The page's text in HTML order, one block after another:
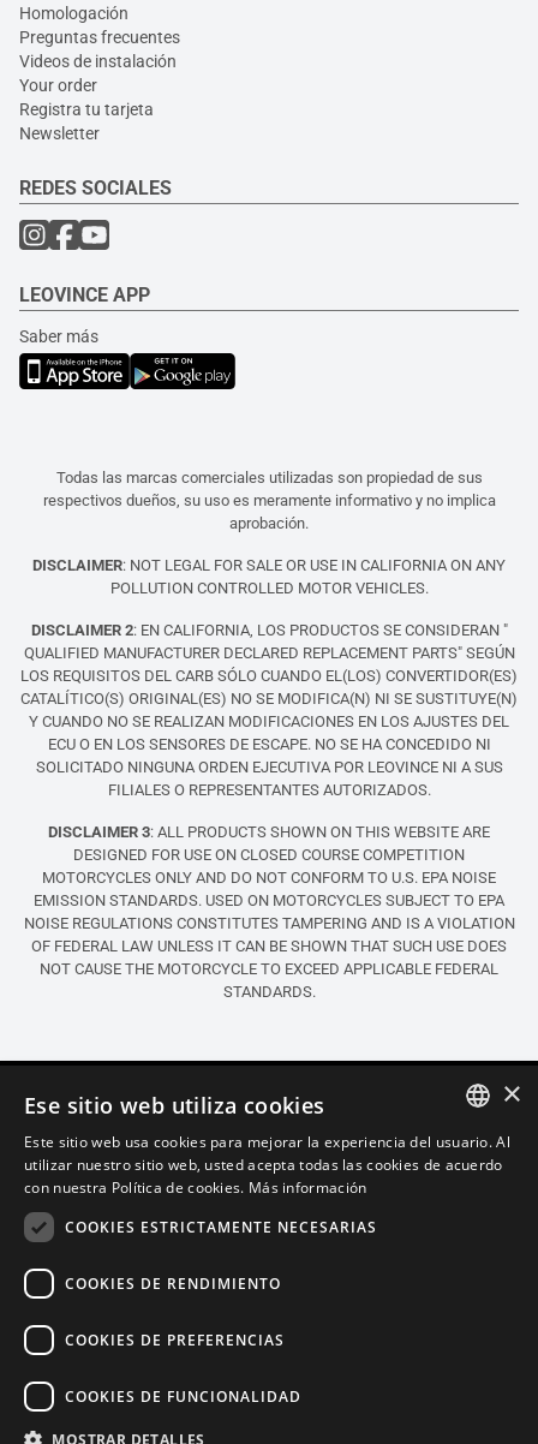
Homologación
Preguntas frecuentes
Videos de instalación
Your order
Registra tu tarjeta
Newsletter
REDES SOCIALES
LEOVINCE APP
Saber más
Todas las marcas comerciales utilizadas son propiedad de sus
respectivos dueños, su uso es meramente informativo y no implica
aprobación.
DISCLAIMER: NOT LEGAL FOR SALE OR USE IN CALIFORNIA ON ANY
POLLUTION CONTROLLED MOTOR VEHICLES.
DISCLAIMER 2: EN CALIFORNIA, LOS PRODUCTOS SE CONSIDERAN "
QUALIFIED MANUFACTURER DECLARED REPLACEMENT PARTS" SEGÚN
LOS REQUISITOS DEL CARB SÓLO CUANDO EL(LOS) CONVERTIDOR(ES)
CATALÍTICO(S) ORIGINAL(ES) NO SE MODIFICA(N) NI SE SUSTITUYE(N)
Y CUANDO NO SE REALIZAN MODIFICACIONES EN LOS AJUSTES DEL
ECU O EN LOS SENSORES DE ESCAPE. NO SE HA CONCEDIDO NI
SOLICITADO NINGUNA ORDEN EJECUTIVA POR LEOVINCE NI A SUS
FILIALES O REPRESENTANTES AUTORIZADOS.
DISCLAIMER 3: ALL PRODUCTS SHOWN ON THIS WEBSITE ARE
DESIGNED FOR USE ON CLOSED COURSE COMPETITION
MOTORCYCLES ONLY AND DO NOT CONFORM TO U.S. EPA NOISE
EMISSION STANDARDS. USED ON MOTORCYCLES SUBJECT TO EPA
NOISE REGULATIONS CONSTITUTES TAMPERING AND IS A VIOLATION
OF FEDERAL LAW UNLESS IT CAN BE SHOWN THAT SUCH USE DOES
NOT CAUSE THE MOTORCYCLE TO EXCEED APPLICABLE FEDERAL
STANDARDS.
Español (Estados Unidos)
ITALIAN
×
Ese sitio web utiliza cookies
Este sitio web usa cookies para mejorar la experiencia del usuario. Al
utilizar nuestro sitio web, usted acepta todas las cookies de acuerdo
con nuestra Política de cookies. Más información
COOKIES ESTRICTAMENTE NECESARIAS
COOKIES DE RENDIMIENTO
COOKIES DE PREFERENCIAS
COOKIES DE FUNCIONALIDAD
MOSTRAR DETALLES